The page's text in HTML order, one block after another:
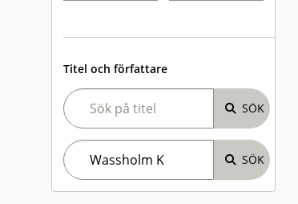
Titel och författare